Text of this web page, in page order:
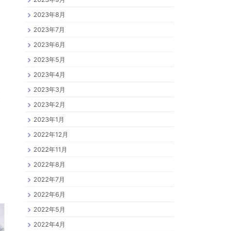
2023年8月
2023年7月
2023年6月
2023年5月
2023年4月
2023年3月
2023年2月
2023年1月
2022年12月
2022年11月
2022年8月
2022年7月
2022年6月
2022年5月
2022年4月